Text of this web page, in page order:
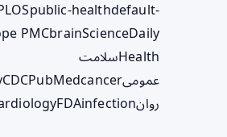
public-healthdefault-
PMCbrainScienceDaily
Healthسلامت
عمومی
CDCPubMedcancer
روان
FDAinfection